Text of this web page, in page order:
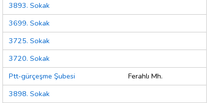
3893. Sokak
3699. Sokak
3725. Sokak
3720. Sokak
Ptt-gürçeşme Şubesi
Ferahlı Mh.
3898. Sokak